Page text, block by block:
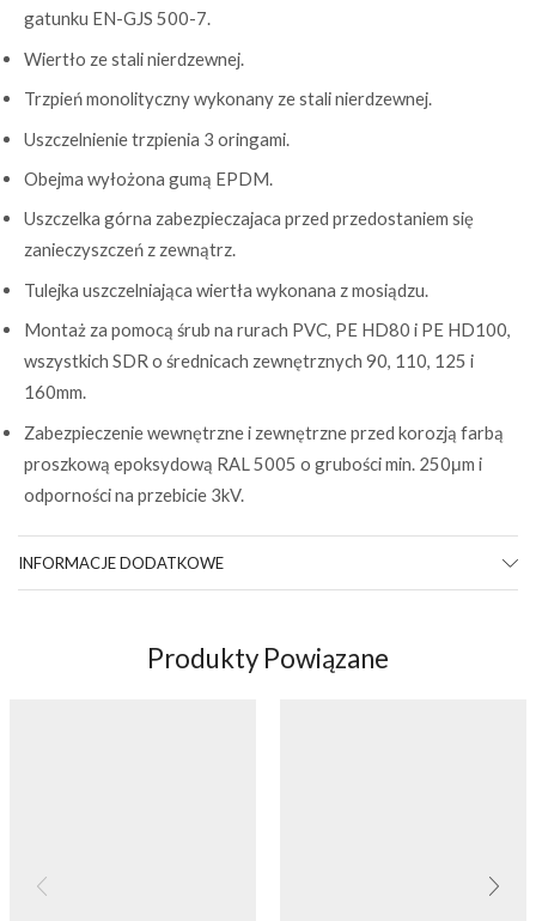
gatunku EN-GJS 500-7.
Wiertło ze stali nierdzewnej.
Trzpień monolityczny wykonany ze stali nierdzewnej.
Uszczelnienie trzpienia 3 oringami.
Obejma wyłożona gumą EPDM.
Uszczelka górna zabezpieczajaca przed przedostaniem się
zanieczyszczeń z zewnątrz.
Tulejka uszczelniająca wiertła wykonana z mosiądzu.
Montaż za pomocą śrub na rurach PVC, PE HD80 i PE HD100,
wszystkich SDR o średnicach zewnętrznych 90, 110, 125 i
160mm.
Zabezpieczenie wewnętrzne i zewnętrzne przed korozją farbą
proszkową epoksydową RAL 5005 o grubości min. 250μm i
odporności na przebicie 3kV.
INFORMACJE DODATKOWE
Produkty Powiązane